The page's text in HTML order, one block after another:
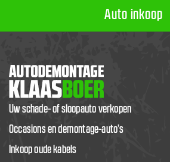
Auto inkoop
Uw schade- of sloopauto verkopen
Occasions en demontage-auto’s
Inkoop oude kabels